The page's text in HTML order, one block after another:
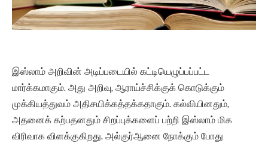
இஸ்லாம் அறிவின் அடிப்படையில் கட்டியெழுப்பப்பட்ட
மார்க்கமாகும். அது அறிவு, ஆராய்ச்சிக்குக் கொடுக்கும்
முக்கியத்துவம் அதிசயிக்கத்தக்கதாகும். கல்வியினதும்,
அதனைக் கற்பதனதும் சிறப்புக்களைப் பற்றி இஸ்லாம் மிக
விரிவாக விளக்குகிறது. அல்குர்ஆனை நோக்கும் போது